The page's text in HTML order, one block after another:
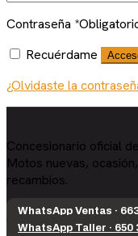
Contraseña *
Recuérdame
¿Olvidaste la
Concesionario oficial
Motos nuevas,
recambios.
WhatsApp Ventas ·
WhatsApp Taller · 650